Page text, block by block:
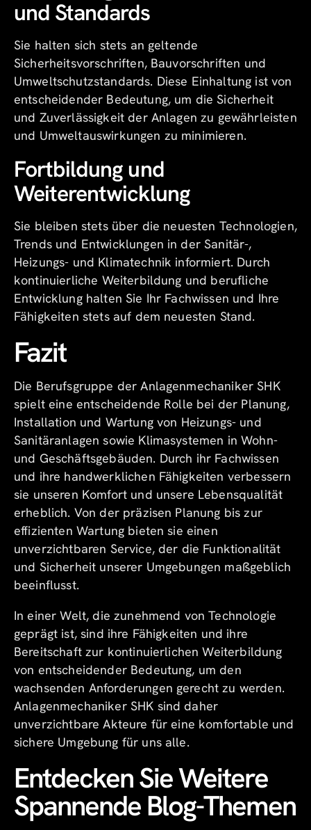
und Standards
Sie halten sich stets an geltende
Sicherheitsvorschriften, Bauvorschriften und
Umweltschutzstandards. Diese Einhaltung ist von
entscheidender Bedeutung, um die Sicherheit
und Zuverlässigkeit der Anlagen zu gewährleisten
und Umweltauswirkungen zu minimieren.
Fortbildung und
Weiterentwicklung
Sie bleiben stets über die neuesten Technologien,
Trends und Entwicklungen in der Sanitär-,
Heizungs- und Klimatechnik informiert. Durch
kontinuierliche Weiterbildung und berufliche
Entwicklung halten Sie Ihr Fachwissen und Ihre
Fähigkeiten stets auf dem neuesten Stand.
Fazit
Die Berufsgruppe der Anlagenmechaniker SHK
spielt eine entscheidende Rolle bei der Planung,
Installation und Wartung von Heizungs- und
Sanitäranlagen sowie Klimasystemen in Wohn-
und Geschäftsgebäuden. Durch ihr Fachwissen
und ihre handwerklichen Fähigkeiten verbessern
sie unseren Komfort und unsere Lebensqualität
erheblich. Von der präzisen Planung bis zur
effizienten Wartung bieten sie einen
unverzichtbaren Service, der die Funktionalität
und Sicherheit unserer Umgebungen maßgeblich
beeinflusst.
In einer Welt, die zunehmend von Technologie
geprägt ist, sind ihre Fähigkeiten und ihre
Bereitschaft zur kontinuierlichen Weiterbildung
von entscheidender Bedeutung, um den
wachsenden Anforderungen gerecht zu werden.
Anlagenmechaniker SHK sind daher
unverzichtbare Akteure für eine komfortable und
sichere Umgebung für uns alle.
Entdecken Sie Weitere
Spannende Blog-Themen